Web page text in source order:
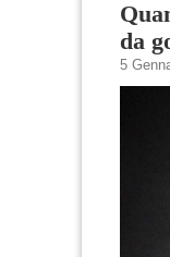
da
5